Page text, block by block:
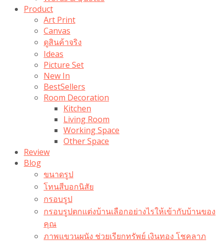
Product
Art Print
Canvas
ดูสินค้าจริง
Ideas
Picture Set
New In
BestSellers
Room Decoration
Kitchen
Living Room
Working Space
Other Space
Review
Blog
ขนาดรูป
โทนสีบอกนิสัย
กรอบรูป
กรอบรูปตกแต่งบ้านเลือกอย่างไรให้เข้ากับบ้านของ
คุณ
ภาพแขวนผนัง ช่วยเรียกทรัพย์ เงินทอง โชคลาภ